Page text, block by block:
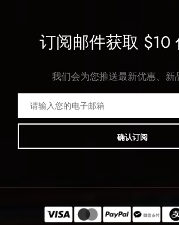
订阅邮件获取 $10
我们会为您推送最新优惠、新
确认订阅